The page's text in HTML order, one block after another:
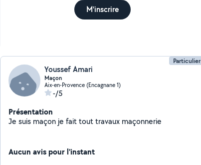
M'inscrire
Particulier
Youssef Amari
Maçon
Aix-en-Provence (Encagnane 1)
-/5
Présentation
Je suis maçon je fait tout travaux maçonnerie
Aucun avis pour l'instant